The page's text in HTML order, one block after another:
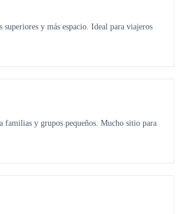
superiores y más espacio. Ideal para viajeros
familias y grupos pequeños. Mucho sitio para